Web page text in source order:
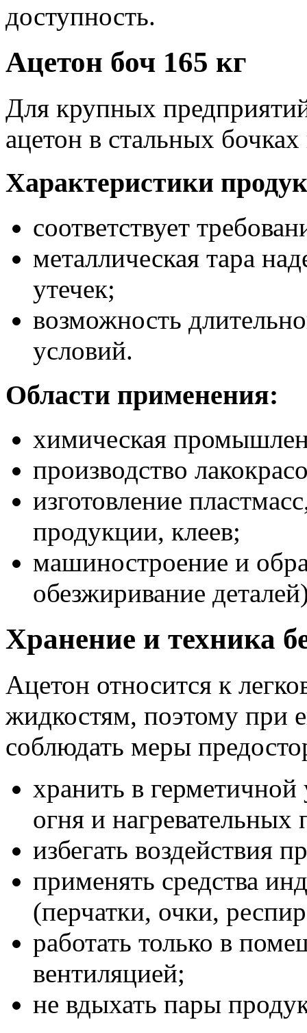
доступность.
Ацетон боч 165 кг
Для крупных
ацетон в стальных
Характеристики
соответствует
металлическая тара
утечек;
возможность
условий.
Области применения:
химическая
производство
изготовление
продукции, клеев;
машиностроение и
обезжиривание
Хранение и техника
Ацетон относится к
жидкостям, поэтому при
соблюдать меры
хранить в герметичной
огня и нагревательных
избегать воздействия
применять средства
(перчатки, очки,
работать только в
вентиляцией;
не вдыхать пары